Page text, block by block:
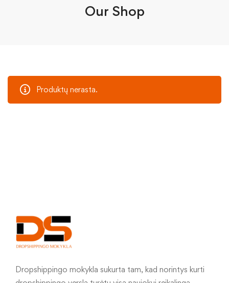
Our Shop
Produktų nerasta.
Dropshippingo mokykla sukurta tam, kad norintys kurti